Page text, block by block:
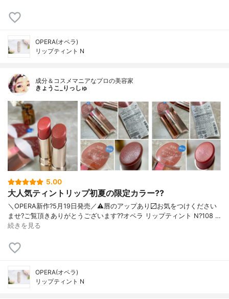
OPERA(オペラ)
リップティント N
成分＆コスメマニアなプロの美容家
きょうこ_りっしゅ
5.00
大人気ティントリップ初夏の限定カラー??
＼OPERA新作?5月19日発売／ ⚠️唇のアップあり〼 お気をつけください
ませ? ご覧頂きありがとうございます? ?オペラ リップティント N ?108 …
続きを見る
OPERA(オペラ)
リップティント N